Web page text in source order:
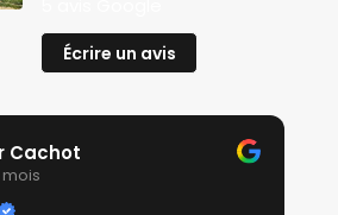
Écrire un avis
Cachot
mois